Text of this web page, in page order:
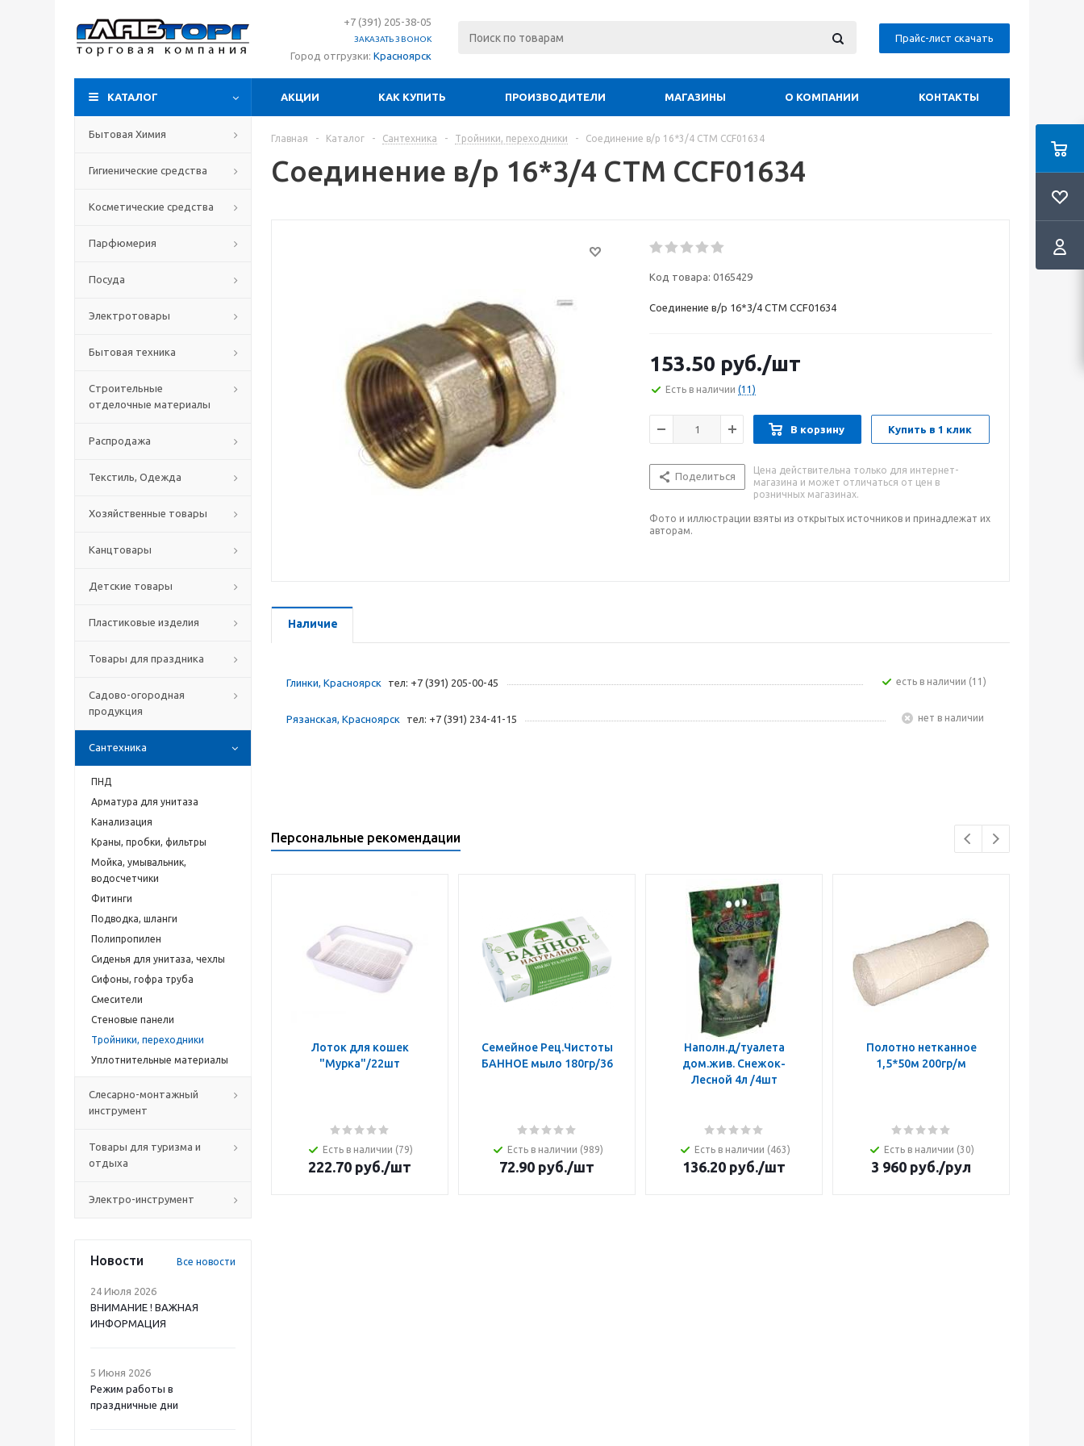
+7 (391) 205-38-05
ЗАКАЗАТЬ ЗВОНОК
Город отгрузки: Красноярск
Прайс-лист скачать
КАТАЛОГ АКЦИИ КАК КУПИТЬ ПРОИЗВОДИТЕЛИ МАГАЗИНЫ О КОМПАНИИ КОНТАКТЫ
Бытовая Химия
Гигиенические средства
Косметические средства
Парфюмерия
Посуда
Электротовары
Бытовая техника
Строительные
отделочные материалы
Распродажа
Текстиль, Одежда
Хозяйственные товары
Канцтовары
Детские товары
Пластиковые изделия
Товары для праздника
Садово-огородная
продукция
Сантехника
ПНД
Арматура для унитаза
Канализация
Краны, пробки, фильтры
Мойка, умывальник,
водосчетчики
Фитинги
Подводка, шланги
Полипропилен
Сиденья для унитаза, чехлы
Сифоны, гофра труба
Смесители
Стеновые панели
Тройники, переходники
Уплотнительные материалы
Слесарно-монтажный
инструмент
Товары для туризма и
отдыха
Электро-инструмент
Новости Все новости
24 Июля 2026
ВНИМАНИЕ ! ВАЖНАЯ
ИНФОРМАЦИЯ
5 Июня 2026
Режим работы в
праздничные дни
Главная - Каталог - Сантехника - Тройники, переходники - Соединение в/р 16*3/4 СТМ CCF01634
Соединение в/р 16*3/4 СТМ CCF01634
Код товара: 0165429
Соединение в/р 16*3/4 СТМ CCF01634
153.50 руб./шт
Есть в наличии (11)
В корзину Купить в 1 клик
Поделиться
Цена действительна только для интернет-
магазина и может отличаться от цен в
розничных магазинах.
Фото и иллюстрации взяты из открытых источников и принадлежат их
авторам.
Наличие
Глинки, Красноярск тел: +7 (391) 205-00-45 Есть в наличии (11)
Рязанская, Красноярск тел: +7 (391) 234-41-15 Нет в наличии
Персональные рекомендации
Лоток для кошек
"Мурка"/22шт
Есть в наличии (79)
222.70 руб./шт
Семейное Рец.Чистоты
БАННОЕ мыло 180гр/36
Есть в наличии (989)
72.90 руб./шт
Наполн.д/туалета
дом.жив. Снежок-
Лесной 4л /4шт
Есть в наличии (463)
136.20 руб./шт
Полотно нетканное
1,5*50м 200гр/м
Есть в наличии (30)
3 960 руб./рул